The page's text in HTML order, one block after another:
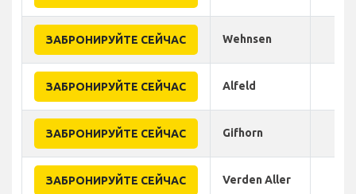
ЗАБРОНИРУЙТЕ СЕЙЧАС Wehnsen
ЗАБРОНИРУЙТЕ СЕЙЧАС Alfeld
ЗАБРОНИРУЙТЕ СЕЙЧАС Gifhorn
ЗАБРОНИРУЙТЕ СЕЙЧАС Verden Aller